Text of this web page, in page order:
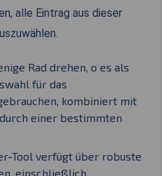
alle Eintrag aus dieser
Rad drehen, o es als
für das
kombiniert mit
einer bestimmten
Tool verfügt über robuste
einschließlich